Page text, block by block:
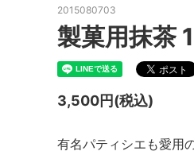
茶道具
製菓用抹茶・ほうじ茶
2015080703
製菓用抹茶
3,500円(税込)
有名パティシエも愛用